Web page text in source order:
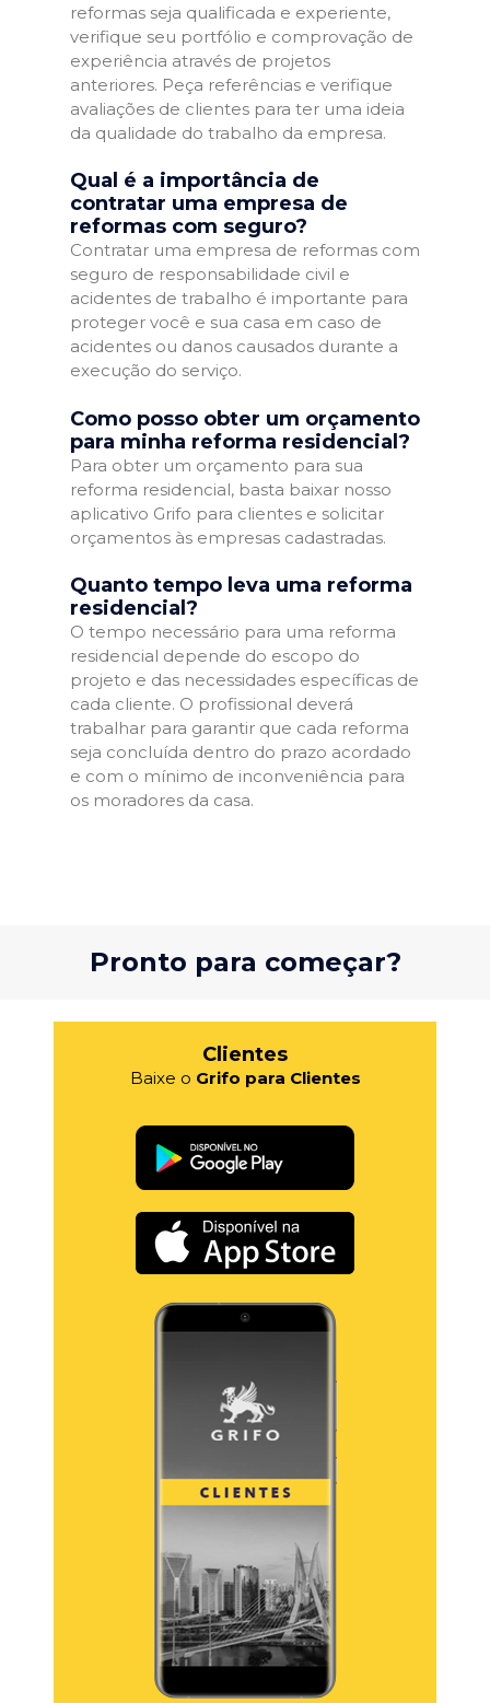
reformas seja qualificada e experiente,
verifique seu portfólio e comprovação de
experiência através de projetos
anteriores. Peça referências e verifique
avaliações de clientes para ter uma ideia
da qualidade do trabalho da empresa.
Qual é a importância de
contratar uma empresa de
reformas com seguro?
Contratar uma empresa de reformas com
seguro de responsabilidade civil e
acidentes de trabalho é importante para
proteger você e sua casa em caso de
acidentes ou danos causados durante a
execução do serviço.
Como posso obter um orçamento
para minha reforma residencial?
Para obter um orçamento para sua
reforma residencial, basta baixar nosso
aplicativo Grifo para clientes e solicitar
orçamentos às empresas cadastradas.
Quanto tempo leva uma reforma
residencial?
O tempo necessário para uma reforma
residencial depende do escopo do
projeto e das necessidades específicas de
cada cliente. O profissional deverá
trabalhar para garantir que cada reforma
seja concluída dentro do prazo acordado
e com o mínimo de inconveniência para
os moradores da casa.
Pronto para começar?
Clientes
Baixe o Grifo para Clientes